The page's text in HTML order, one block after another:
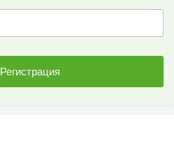
Регистрация